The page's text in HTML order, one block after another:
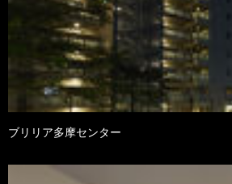
ブリリア多摩センター